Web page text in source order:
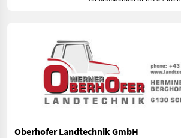
Oberhofer Landtechnik GmbH